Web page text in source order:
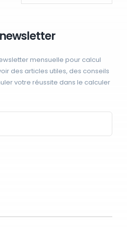
mensuelle pour calcul
des articles utiles, des conseils
votre réussite dans le calculer